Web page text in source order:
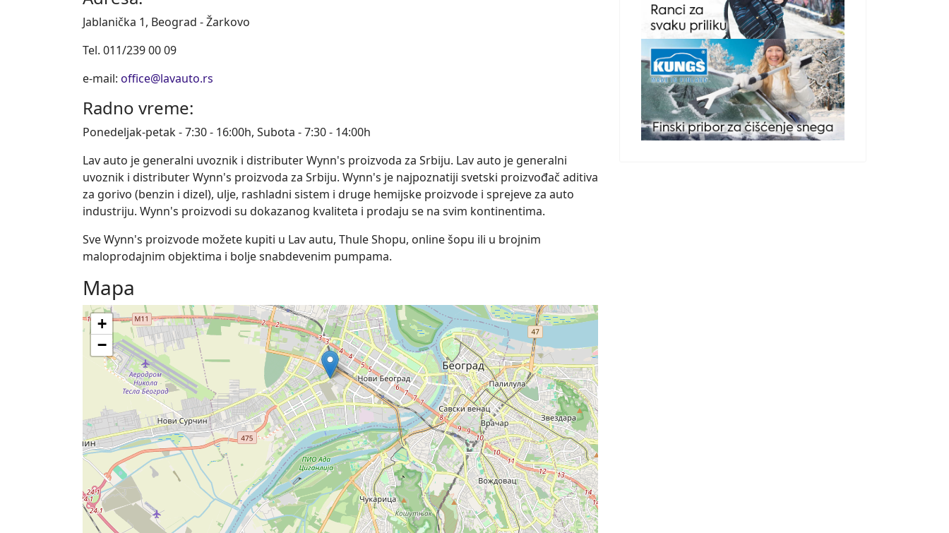
Jablanička 1, Beograd - Žarkovo
Tel. 011/239 00 09
e-mail: office@lavauto.rs
Radno vreme:
Ponedeljak-petak - 7:30 - 16:00h, Subota - 7:30 - 14:00h
Lav auto je generalni uvoznik i distributer Wynn's proizvoda za Srbiju. Lav auto je generalni
uvoznik i distributer Wynn's proizvoda za Srbiju. Wynn's je najpoznatiji svetski proizvođač aditiva
za gorivo (benzin i dizel), ulje, rashladni sistem i druge hemijske proizvode i sprejeve za auto
industriju. Wynn's proizvodi su dokazanog kvaliteta i prodaju se na svim kontinentima.
Sve Wynn's proizvode možete kupiti u Lav autu, Thule Shopu, online šopu ili u brojnim
maloprodajnim objektima i bolje snabdevenim pumpama.
Mapa
+
−